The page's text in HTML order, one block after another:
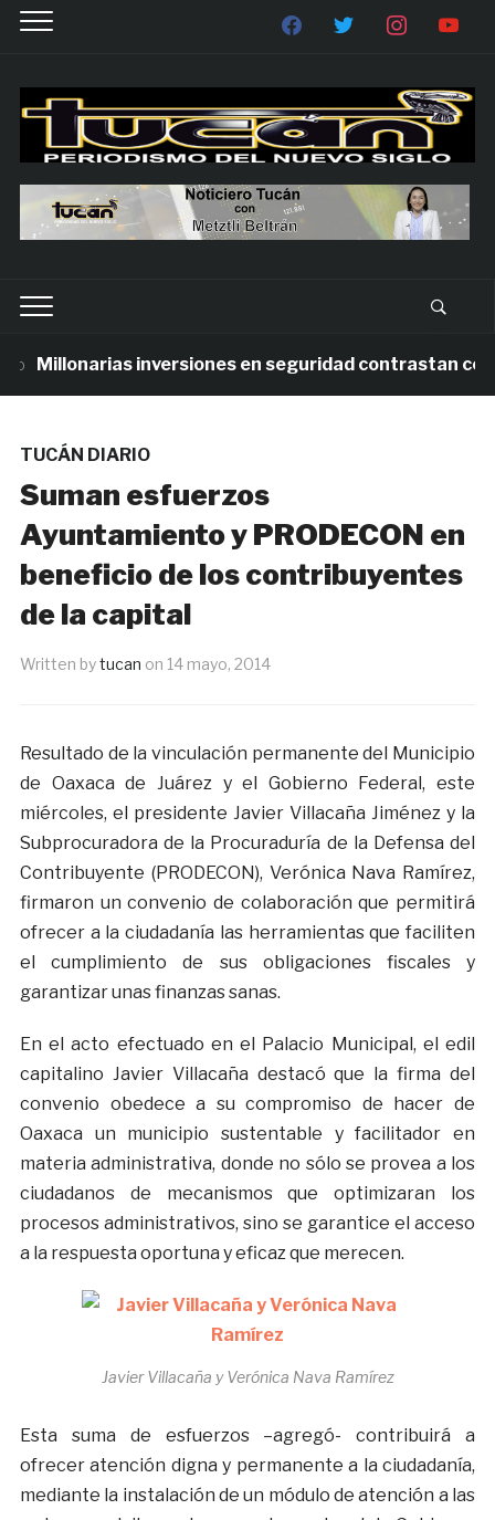
Millonarias inversiones en seguridad contrastan con la
TUCÁN DIARIO
Suman esfuerzos
Ayuntamiento y PRODECON en
beneficio de los contribuyentes
de la capital‏
Written bytucan on 14 mayo, 2014
Resultado de la vinculación permanente del Municipio
de Oaxaca de Juárez y el Gobierno Federal, este
miércoles, el presidente Javier Villacaña Jiménez y la
Subprocuradora de la Procuraduría de la Defensa del
Contribuyente (PRODECON), Verónica Nava Ramírez,
firmaron un convenio de colaboración que permitirá
ofrecer a la ciudadanía las herramientas que faciliten
el cumplimiento de sus obligaciones fiscales y
garantizar unas finanzas sanas.
En el acto efectuado en el Palacio Municipal, el edil
capitalino Javier Villacaña destacó que la firma del
convenio obedece a su compromiso de hacer de
Oaxaca un municipio sustentable y facilitador en
materia administrativa, donde no sólo se provea a los
ciudadanos de mecanismos que optimizaran los
procesos administrativos, sino se garantice el acceso
a la respuesta oportuna y eficaz que merecen.
Javier Villacaña y Verónica Nava Ramírez
Esta suma de esfuerzos –agregó- contribuirá a
ofrecer atención digna y permanente a la ciudadanía,
mediante la instalación de un módulo de atención a las